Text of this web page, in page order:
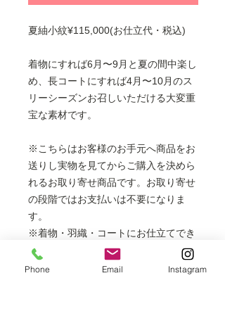
夏紬小紋¥115,000(お仕立代・税込)
着物にすれば6月〜9月と夏の間中楽し
め、長コートにすれば4月〜10月のス
リーシーズンお召しいただける大変重
宝な素材です。
※こちらはお客様のお手元へ商品をお
送りし実物を見てからご購入を決めら
れるお取り寄せ商品です。お取り寄せ
の段階ではお支払いは不要になりま
す。
※着物・羽織・コートにお仕立てでき
ます。
フルレングスの長コートは表示価格
Phone Email Instagram